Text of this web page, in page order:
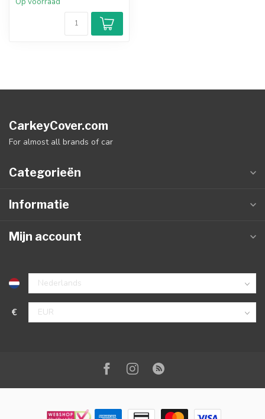
CarkeyCover.com
For almost all brands of car
Categorieën
Informatie
Mijn account
€